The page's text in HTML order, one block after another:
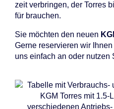
zeit ver­brin­gen, der Tor­res
für brau­chen.
Sie möch­ten den neu­en
Ger­ne re­ser­vie­ren wir
uns ein­fach an oder nut­zen